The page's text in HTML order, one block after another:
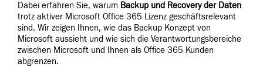
Dabei erfahren Sie, warum Backup und Recovery der Daten
trotz aktiver Microsoft Office 365 Lizenz geschäftsrelevant
sind. Wir zeigen Ihnen, wie das Backup Konzept von
Microsoft aussieht und wie sich die Verantwortungsbereiche
zwischen Microsoft und Ihnen als Office 365 Kunden
abgrenzen.